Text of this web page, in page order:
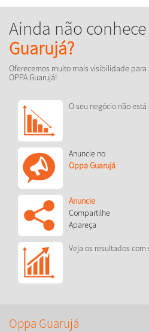
Ainda não conhece
Guarujá?
Oferecemos muito mais visibilidade para
OPPA Guarujá!
O seu negócio não
Anuncie no
Oppa Guarujá
Anuncie
Compartilhe
Apareça
Veja os resultados com
Oppa Guarujá